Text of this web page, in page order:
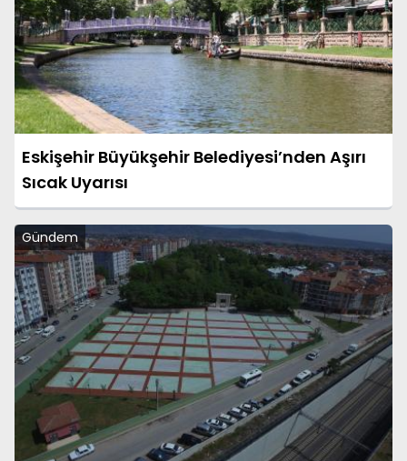
Eskişehir Büyükşehir Belediyesi’nden Aşırı
Sıcak Uyarısı
Gündem